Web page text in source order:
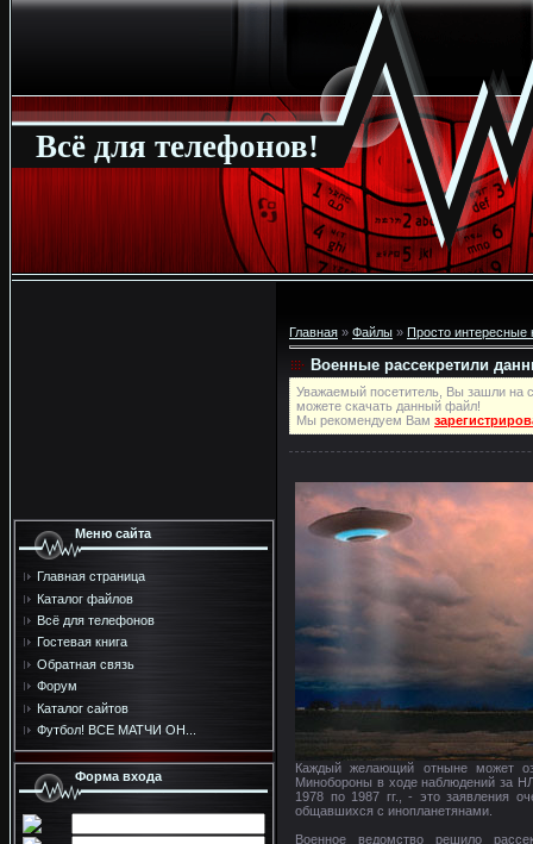
Всё для телефонов!
Меню сайта
Главная страница
Каталог файлов
Всё для телефонов
Гостевая книга
Обратная связь
Форум
Каталог сайтов
Футбол! ВСЕ МАТЧИ ОН...
Форма входа
Главная » Файлы » Просто интересные
Военные рассекретили
Уважаемый посетитель, Вы зашли на
можете скачать данный файл!
Мы рекомендуем Вам
Каждый желающий отныне может
Минобороны в ходе наблюдений за
1978 по 1987 гг., - это заявления
общавшихся с инопланетянами.
Военное ведомство решило